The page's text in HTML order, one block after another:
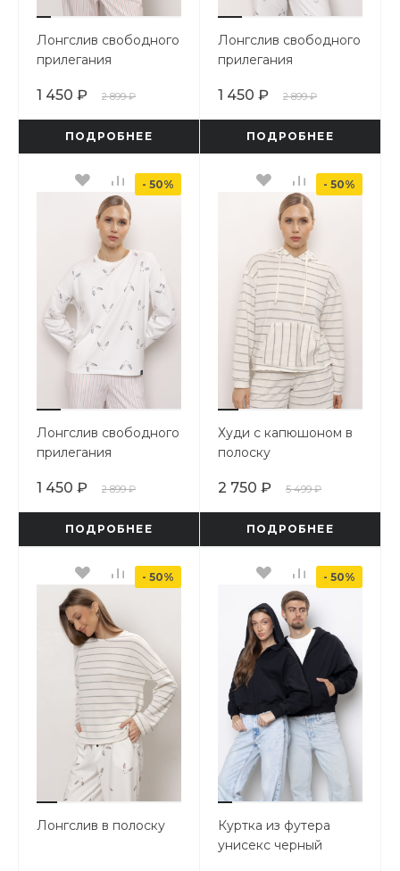
Лонгслив свободного
прилегания
1 450 ₽ 2 899 ₽
ПОДРОБНЕЕ
Лонгслив свободного
прилегания
1 450 ₽ 2 899 ₽
ПОДРОБНЕЕ
Лонгслив свободного
прилегания
1 450 ₽ 2 899 ₽
- 50%
ПОДРОБНЕЕ
Худи с капюшоном в
полоску
2 750 ₽ 5 499 ₽
- 50%
ПОДРОБНЕЕ
Лонгслив в полоску
- 50%
Куртка из футера
унисекс черный
- 50%